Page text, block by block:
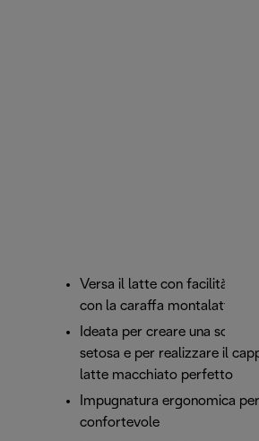
Versa il latte con facilità e
con la caraffa montalatte
Ideata per creare una
setosa e per realizzare il
latte macchiato perfetto
Impugnatura ergonomica
confortevole